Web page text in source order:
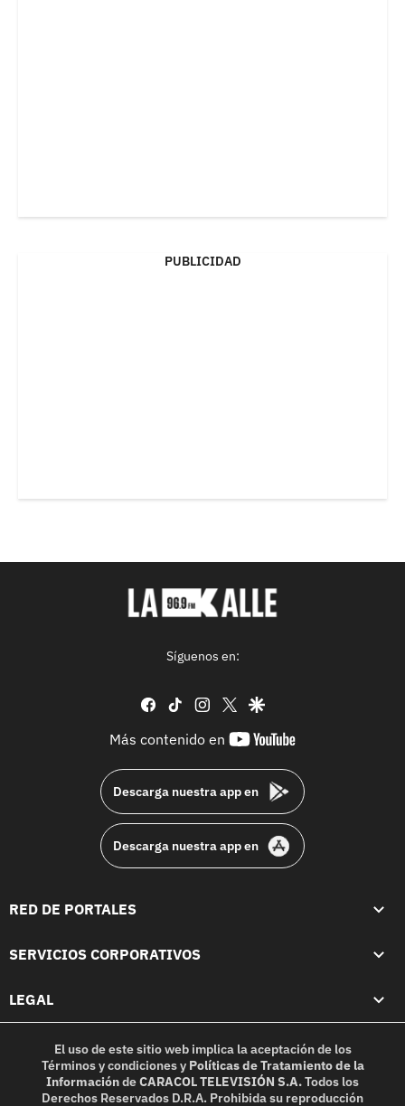
PUBLICIDAD
Síguenos en:
facebook
tiktok instagram
twittergoogle
Más contenido en
youtube-
Descarga nuestra app en
Descarga nuestra app en
RED DE PORTALES
SERVICIOS CORPORATIVOS
LEGAL
El uso de este sitio web implica la aceptación de los
Términos y condicionesy Políticas de Tratamiento de la
InformacióndeCARACOL TELEVISIÓN S.A.Todos los
Derechos Reservados D.R.A. Prohibida su reproducción